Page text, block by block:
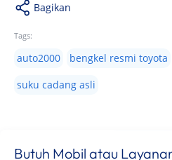
Bagikan
Tags:
auto2000 bengkel resmi toyota
suku cadang asli
Butuh Mobil atau